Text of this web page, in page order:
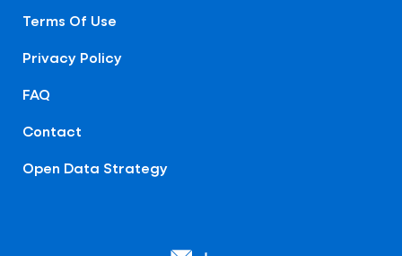
Terms Of Use
Privacy Policy
FAQ
Contact
Open Data Strategy